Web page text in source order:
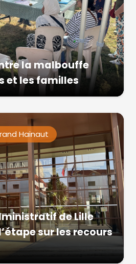
la malbouffe
et les familles
Hainaut
de Lille
sur les recours